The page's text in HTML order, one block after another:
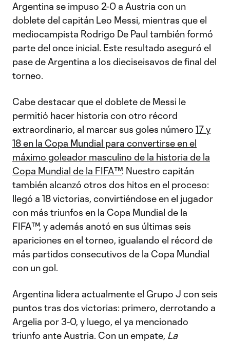
Argentina se impuso 2-0 a Austria con un
doblete del capitán Leo Messi, mientras que el
mediocampista Rodrigo De Paul también formó
parte del once inicial. Este resultado aseguró el
pase de Argentina a los dieciseisavos de final del
torneo.
Cabe destacar que el doblete de Messi le
permitió hacer historia con otro récord
extraordinario, al marcar sus goles número 17 y
18 en la Copa Mundial para convertirse en el
máximo goleador masculino de la historia de la
Copa Mundial de la FIFA™. Nuestro capitán
también alcanzó otros dos hitos en el proceso:
llegó a 18 victorias, convirtiéndose en el jugador
con más triunfos en la Copa Mundial de la
FIFA™, y además anotó en sus últimas seis
apariciones en el torneo, igualando el récord de
más partidos consecutivos de la Copa Mundial
con un gol.
Argentina lidera actualmente el Grupo J con seis
puntos tras dos victorias: primero, derrotando a
Argelia por 3-0, y luego, el ya mencionado
triunfo ante Austria. Con un empate, La